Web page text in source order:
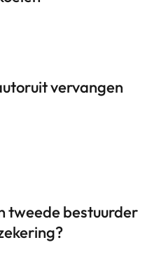
vervangen
tweede bestuurder